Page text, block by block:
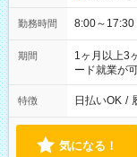
勤務時間
期間
1ヶ月以上3
ード就業が
特徴 日払いOK /
気になる！